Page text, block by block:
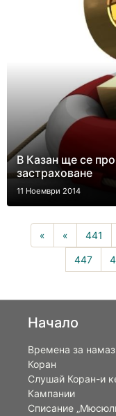
В Казан ще се
застраховане
11 Ноември 2014
« « 441
447
Начало
Времена за намаз
Коран
Слушай Коран-и
Кампании
Списание